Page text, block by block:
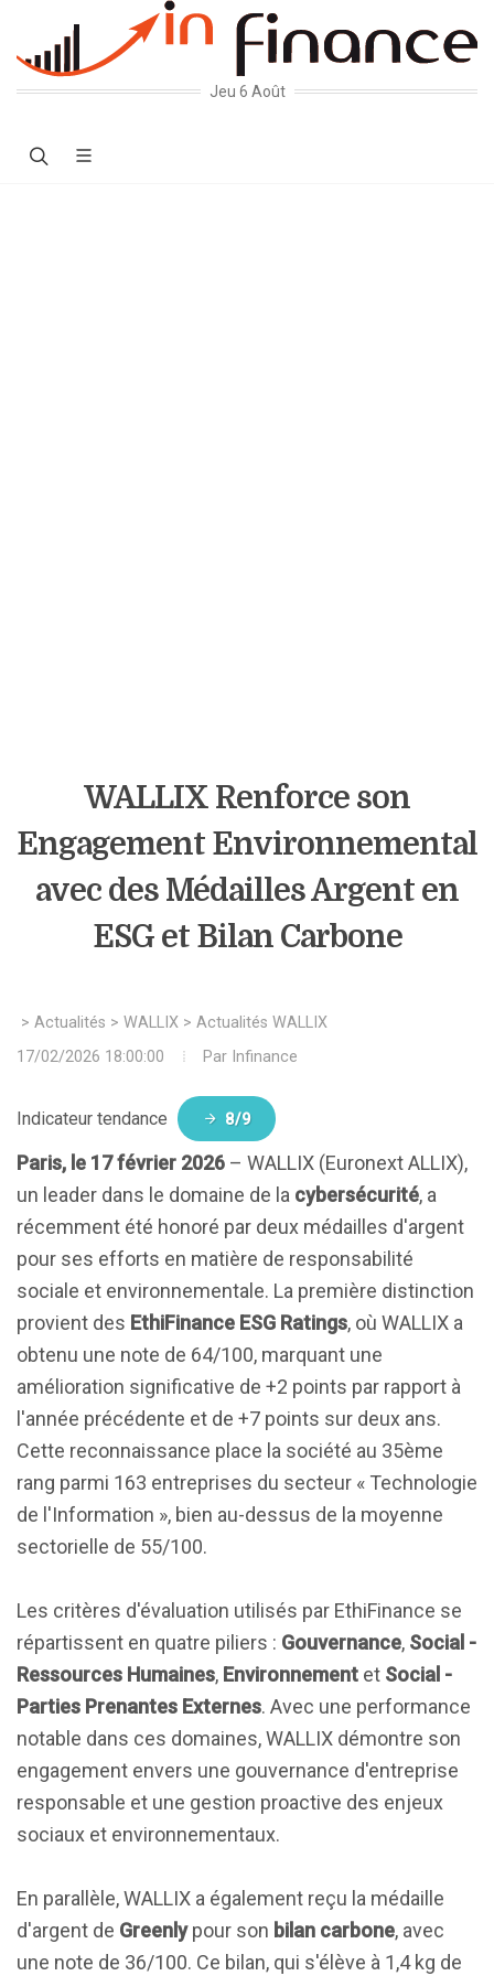
Jeu 6 Août
WALLIX Renforce son
Engagement Environnemental
avec des Médailles Argent en
ESG et Bilan Carbone
> Actualités > WALLIX > Actualités WALLIX
17/02/2026 18:00:00
Par Infinance
Indicateur tendance 8/9
Paris, le 17 février 2026 – WALLIX (Euronext ALLIX),
un leader dans le domaine de la cybersécurité, a
récemment été honoré par deux médailles d'argent
pour ses efforts en matière de responsabilité
sociale et environnementale. La première distinction
provient des EthiFinance ESG Ratings, où WALLIX a
obtenu une note de 64/100, marquant une
amélioration significative de +2 points par rapport à
l'année précédente et de +7 points sur deux ans.
Cette reconnaissance place la société au 35ème
rang parmi 163 entreprises du secteur « Technologie
de l'Information », bien au-dessus de la moyenne
sectorielle de 55/100.
Les critères d'évaluation utilisés par EthiFinance se
répartissent en quatre piliers : Gouvernance, Social -
Ressources Humaines, Environnement et Social -
Parties Prenantes Externes. Avec une performance
notable dans ces domaines, WALLIX démontre son
engagement envers une gouvernance d'entreprise
responsable et une gestion proactive des enjeux
sociaux et environnementaux.
En parallèle, WALLIX a également reçu la médaille
d'argent de Greenlypour son bilan carbone, avec
une note de 36/100. Ce bilan, qui s'élève à 1,4 kg de